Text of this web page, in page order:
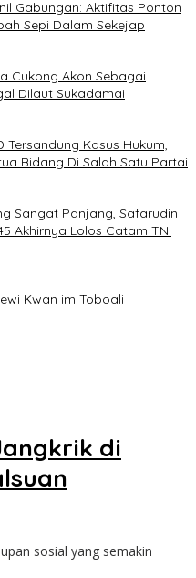
Gabungan: Aktifitas Ponton
Sepi Dalam Sekejap
Cukong Akon Sebagai
Dilaut Sukadamai
Tersandung Kasus Hukum,
Bidang Di Salah Satu Partai
Sangat Panjang, Safarudin
Akhirnya Lolos Catam TNI
Kwan im Toboali
di
sosial yang semakin